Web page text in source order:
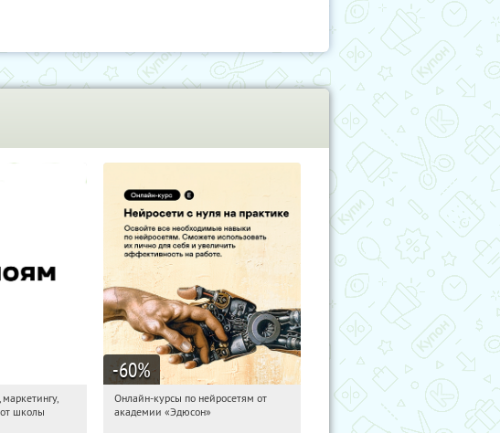
первым!
школы
-60%
01:37:38 Получили:
Онлайн-курсы по нейросетям от
академии «Эдюсон»